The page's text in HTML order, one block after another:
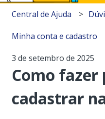
Central de Ajuda
Minha conta e cadastro
3 de setembro de 2025
Como fazer
cadastrar